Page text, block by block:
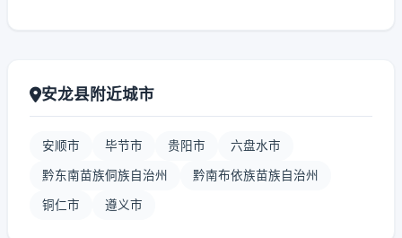
安龙县附近城市
安顺市 毕节市 贵阳市 六盘水市
黔东南苗族侗族自治州 黔南布依族苗族自治州
铜仁市 遵义市